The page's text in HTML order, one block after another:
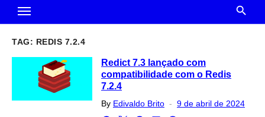
TAG: REDIS 7.2.4
Redict 7.3 lançado com
compatibilidade com o Redis
7.2.4
By Edivaldo Brito
Posted
9 de abril de 2024